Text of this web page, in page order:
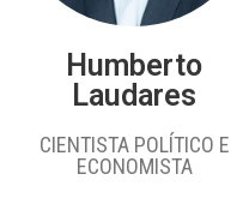
Humberto
Laudares
CIENTISTA POLÍTICO E
ECONOMISTA